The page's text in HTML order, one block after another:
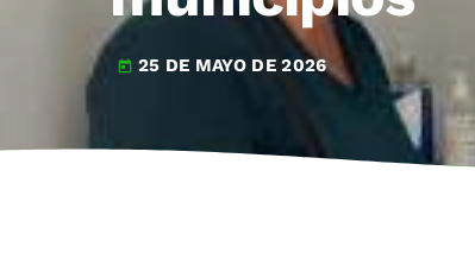
today 25 DE MAYO DE 2026